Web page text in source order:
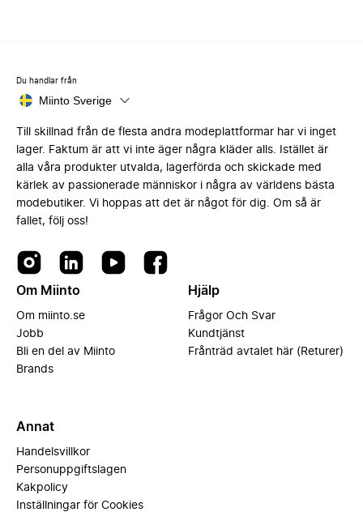
Du handlar från
Miinto Sverige
Till skillnad från de flesta andra modeplattformar har vi inget
lager. Faktum är att vi inte äger några kläder alls. Istället är
alla våra produkter utvalda, lagerförda och skickade med
kärlek av passionerade människor i några av världens bästa
modebutiker. Vi hoppas att det är något för dig. Om så är
fallet, följ oss!
Om Miinto
Om miinto.se
Jobb
Bli en del av Miinto
Brands
Hjälp
Frågor Och Svar
Kundtjänst
Frånträd avtalet här (Returer)
Annat
Handelsvillkor
Personuppgiftslagen
Kakpolicy
Inställningar för Cookies